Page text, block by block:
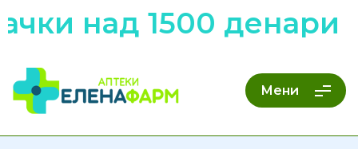
над 1500 денари
Мени